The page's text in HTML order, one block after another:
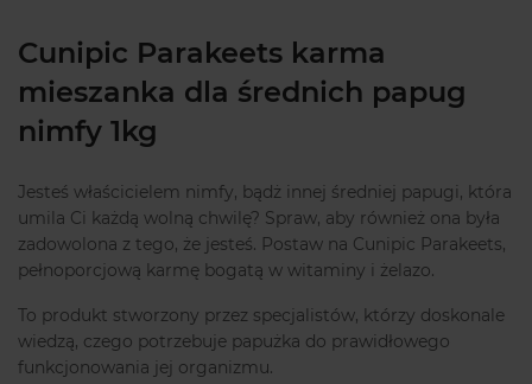
Cunipic Parakeets karma
mieszanka dla średnich papug
nimfy 1kg
Jesteś właścicielem nimfy, bądż innej średniej papugi, która
umila Ci każdą wolną chwilę? Spraw, aby również ona była
zadowolona z tego, że jesteś. Postaw na Cunipic Parakeets,
pełnoporcjową karmę bogatą w witaminy i żelazo.
To produkt stworzony przez specjalistów, którzy doskonale
wiedzą, czego potrzebuje papużka do prawidłowego
funkcjonowania jej organizmu.